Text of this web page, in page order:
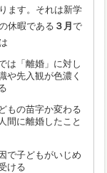
ます。それは新学
休暇である ３月で
は「離婚」に対し
や先入観が色濃く
もの苗字か変わる
間に離婚したこと
で子どもがいじめ
ける